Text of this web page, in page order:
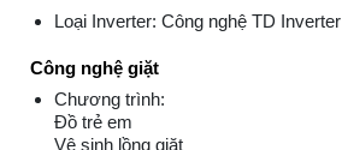
Loại Inverter: Công nghệ TD Inverter
Công nghệ giặt
Chương trình:
Đồ trẻ em
Vệ sinh lồng giặt